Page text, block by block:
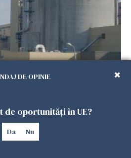
va fi oprit
secetei. Unitatea 1 a fost
DE OPINIE
de oportunități în UE?
Da Nu